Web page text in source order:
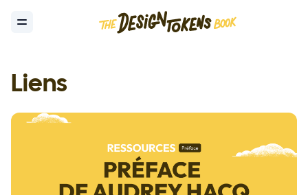
Toggle Menu
Liens